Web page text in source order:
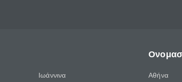
Ιωάννινα
Αθήνα